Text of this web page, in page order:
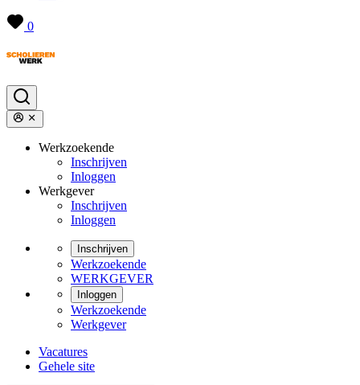
0
Werkzoekende
Inschrijven
Inloggen
Werkgever
Inschrijven
Inloggen
Inschrijven
Werkzoekende
WERKGEVER
Inloggen
Werkzoekende
Werkgever
Vacatures
Gehele site